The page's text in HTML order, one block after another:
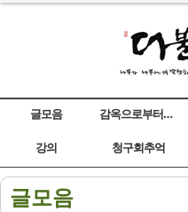
글모음 감옥으로부터의 사색
강의
청구회추억
글모음
Sketchbook5,
Sketchbook5,
Sketchbook5,
Sketchbook5,